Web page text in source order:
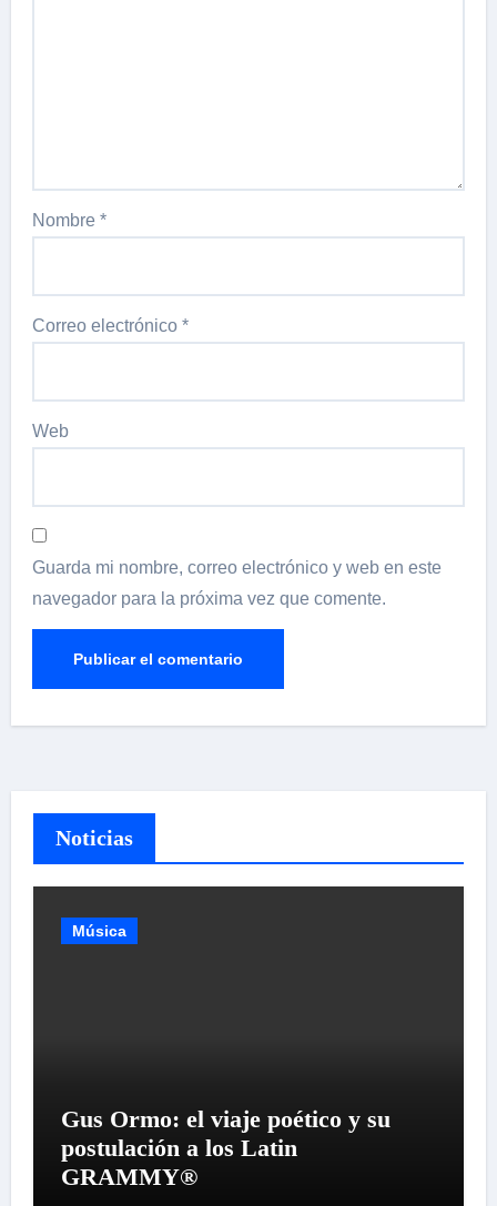
Nombre*
Correo electrónico*
Web
Guarda mi nombre, correo electrónico y web en este
navegador para la próxima vez que comente.
Noticias
Música
Gus Ormo: el viaje poético y su
postulación a los Latin
GRAMMY®